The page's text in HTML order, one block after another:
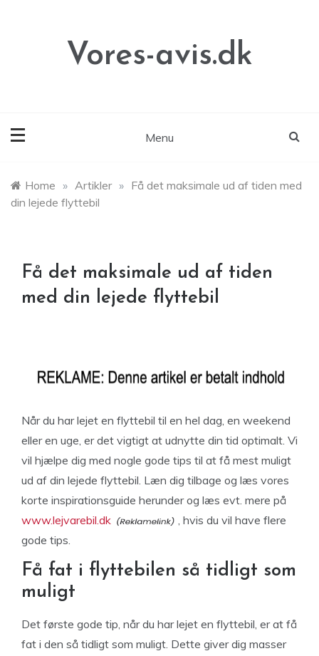
Vores-avis.dk
Menu
Home » Artikler » Få det maksimale ud af tiden med
din lejede flyttebil
Få det maksimale ud af tiden
med din lejede flyttebil
Når du har lejet en flyttebil til en hel dag, en weekend
eller en uge, er det vigtigt at udnytte din tid optimalt. Vi
vil hjælpe dig med nogle gode tips til at få mest muligt
ud af din lejede flyttebil. Læn dig tilbage og læs vores
korte inspirationsguide herunder og læs evt. mere på
www.lejvarebil.dk
, hvis du vil have flere
gode tips.
Få fat i flyttebilen så tidligt som
muligt
Det første gode tip, når du har lejet en flyttebil, er at få
fat i den så tidligt som muligt. Dette giver dig masser